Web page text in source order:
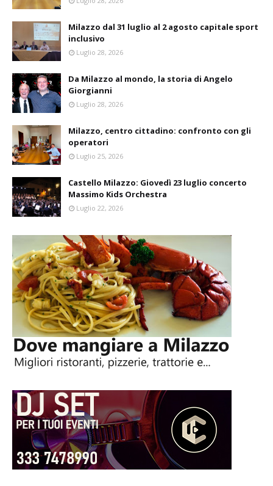
Milazzo dal 31 luglio al 2 agosto capitale sport
inclusivo
Luglio 28, 2026
Da Milazzo al mondo, la storia di Angelo
Giorgianni
Luglio 28, 2026
Milazzo, centro cittadino: confronto con gli
operatori
Luglio 25, 2026
Castello Milazzo: Giovedì 23 luglio concerto
Massimo Kids Orchestra
Luglio 22, 2026